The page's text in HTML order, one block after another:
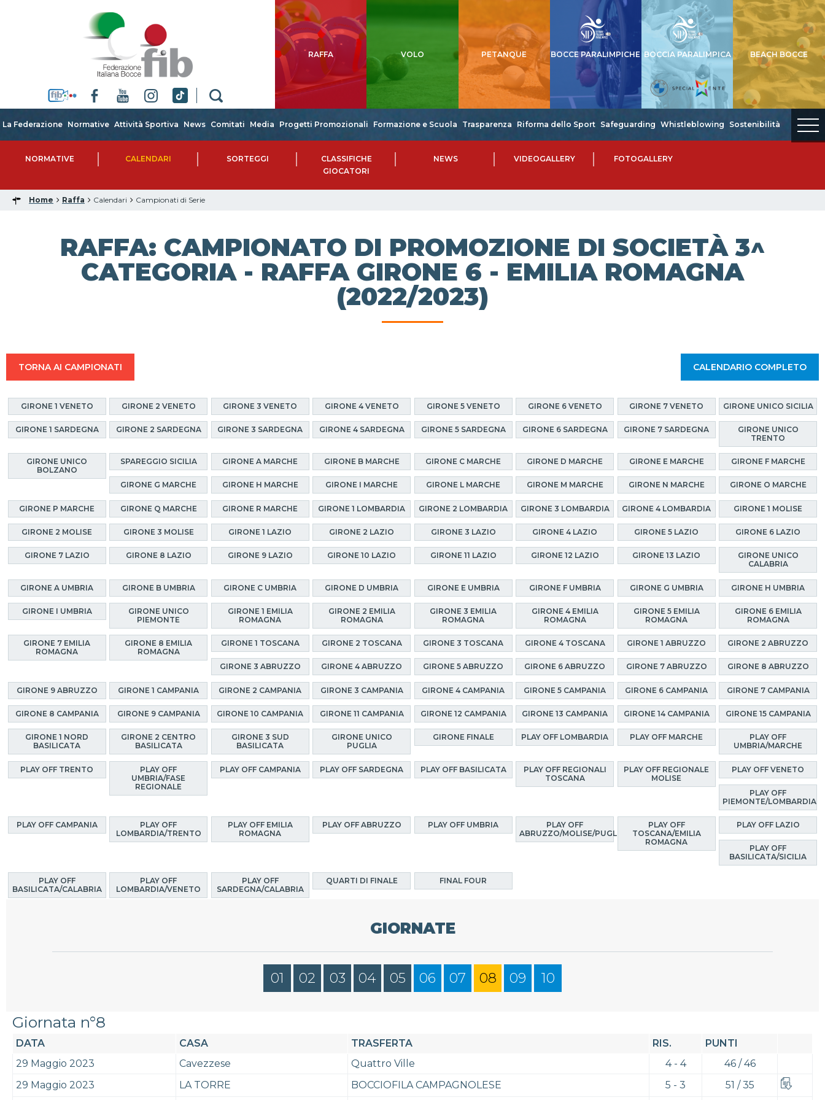
RAFFA VOLO PETANQUE BOCCE PARALIMPICHE BOCCIA PARALIMPICA BEACH BOCCE
La Federazione Normative Attività Sportiva News Comitati Media Progetti Promozionali Formazione e Scuola Trasparenza Riforma dello Sport Safeguarding Whistleblowing Sostenibilità
NORMATIVE CALENDARI SORTEGGI
CLASSIFICHE
GIOCATORI
NEWS VIDEOGALLERY FOTOGALLERY
Home Raffa Calendari Campionati di Serie
RAFFA: CAMPIONATO DI PROMOZIONE DI SOCIETÀ 3^
CATEGORIA - RAFFA GIRONE 6 - EMILIA ROMAGNA
(2022/2023)
TORNA AI CAMPIONATI CALENDARIO COMPLETO
GIRONE 1 VENETO GIRONE 2 VENETO GIRONE 3 VENETO GIRONE 4 VENETO GIRONE 5 VENETO GIRONE 6 VENETO GIRONE 7 VENETO GIRONE UNICO SICILIA
GIRONE 1 SARDEGNA GIRONE 2 SARDEGNA GIRONE 3 SARDEGNA GIRONE 4 SARDEGNA GIRONE 5 SARDEGNA GIRONE 6 SARDEGNA GIRONE 7 SARDEGNA
GIRONE UNICO
TRENTO
GIRONE UNICO
BOLZANO
SPAREGGIO SICILIA GIRONE A MARCHE GIRONE B MARCHE GIRONE C MARCHE GIRONE D MARCHE GIRONE E MARCHE GIRONE F MARCHE
GIRONE G MARCHE GIRONE H MARCHE GIRONE I MARCHE GIRONE L MARCHE GIRONE M MARCHE GIRONE N MARCHE GIRONE O MARCHE
GIRONE P MARCHE GIRONE Q MARCHE GIRONE R MARCHE GIRONE 1 LOMBARDIA GIRONE 2 LOMBARDIA GIRONE 3 LOMBARDIA GIRONE 4 LOMBARDIA GIRONE 1 MOLISE
GIRONE 2 MOLISE GIRONE 3 MOLISE GIRONE 1 LAZIO GIRONE 2 LAZIO GIRONE 3 LAZIO GIRONE 4 LAZIO GIRONE 5 LAZIO GIRONE 6 LAZIO
GIRONE 7 LAZIO GIRONE 8 LAZIO GIRONE 9 LAZIO GIRONE 10 LAZIO GIRONE 11 LAZIO GIRONE 12 LAZIO GIRONE 13 LAZIO
GIRONE UNICO
CALABRIA
GIRONE A UMBRIA GIRONE B UMBRIA GIRONE C UMBRIA GIRONE D UMBRIA GIRONE E UMBRIA GIRONE F UMBRIA GIRONE G UMBRIA GIRONE H UMBRIA
GIRONE I UMBRIA
GIRONE UNICO
PIEMONTE
GIRONE 1 EMILIA
ROMAGNA
GIRONE 2 EMILIA
ROMAGNA
GIRONE 3 EMILIA
ROMAGNA
GIRONE 4 EMILIA
ROMAGNA
GIRONE 5 EMILIA
ROMAGNA
GIRONE 6 EMILIA
ROMAGNA
GIRONE 7 EMILIA
ROMAGNA
GIRONE 8 EMILIA
ROMAGNA
GIRONE 1 TOSCANA GIRONE 2 TOSCANA GIRONE 3 TOSCANA GIRONE 4 TOSCANA GIRONE 1 ABRUZZO GIRONE 2 ABRUZZO
GIRONE 3 ABRUZZO GIRONE 4 ABRUZZO GIRONE 5 ABRUZZO GIRONE 6 ABRUZZO GIRONE 7 ABRUZZO GIRONE 8 ABRUZZO
GIRONE 9 ABRUZZO GIRONE 1 CAMPANIA GIRONE 2 CAMPANIA GIRONE 3 CAMPANIA GIRONE 4 CAMPANIA GIRONE 5 CAMPANIA GIRONE 6 CAMPANIA GIRONE 7 CAMPANIA
GIRONE 8 CAMPANIA GIRONE 9 CAMPANIA GIRONE 10 CAMPANIA GIRONE 11 CAMPANIA GIRONE 12 CAMPANIA GIRONE 13 CAMPANIA GIRONE 14 CAMPANIA GIRONE 15 CAMPANIA
GIRONE 1 NORD
BASILICATA
GIRONE 2 CENTRO
BASILICATA
GIRONE 3 SUD
BASILICATA
GIRONE UNICO
PUGLIA
GIRONE FINALE PLAY OFF LOMBARDIA PLAY OFF MARCHE
PLAY OFF
UMBRIA/MARCHE
PLAY OFF TRENTO
PLAY OFF
UMBRIA/FASE
REGIONALE
PLAY OFF CAMPANIA PLAY OFF SARDEGNA PLAY OFF BASILICATA
PLAY OFF REGIONALI
TOSCANA
PLAY OFF REGIONALE
MOLISE
PLAY OFF VENETO
PLAY OFF
PIEMONTE/LOMBARDIA
PLAY OFF CAMPANIA
PLAY OFF
LOMBARDIA/TRENTO
PLAY OFF EMILIA
ROMAGNA
PLAY OFF ABRUZZO PLAY OFF UMBRIA
PLAY OFF
ABRUZZO/MOLISE/PUGLIA
PLAY OFF
TOSCANA/EMILIA
ROMAGNA
PLAY OFF LAZIO
PLAY OFF
BASILICATA/SICILIA
PLAY OFF
BASILICATA/CALABRIA
PLAY OFF
LOMBARDIA/VENETO
PLAY OFF
SARDEGNA/CALABRIA
QUARTI DI FINALE FINAL FOUR
GIORNATE
01 02 03 04 05 06 07 08 09 10
Giornata n°8
DATA CASA TRASFERTA RIS.
PUNTI
29 Maggio 2023
Cavezzese Quattro Ville 4 - 4
46 / 46
29 Maggio 2023
LA TORRE BOCCIOFILA CAMPAGNOLESE 5 - 3 51 / 35